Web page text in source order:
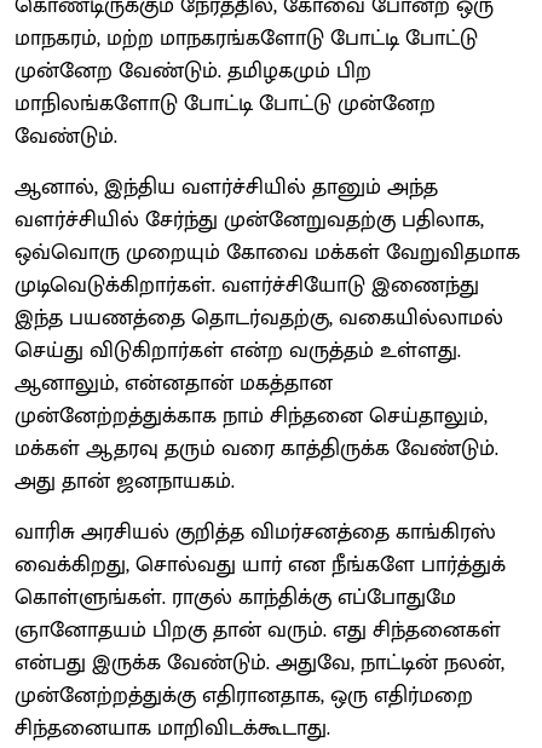
மாநகரம், மற்ற மாநகரங்களோடு போட்டி போட்டு
முன்னேற வேண்டும். தமிழகமும் பிற
மாநிலங்களோடு போட்டி போட்டு முன்னேற
வேண்டும்.
ஆனால், இந்திய வளர்ச்சியில் தானும் அந்த
வளர்ச்சியில் சேர்ந்து முன்னேறுவதற்கு பதிலாக,
ஒவ்வொரு முறையும் கோவை மக்கள் வேறுவிதமாக
முடிவெடுக்கிறார்கள். வளர்ச்சியோடு இணைந்து
இந்த பயணத்தை தொடர்வதற்கு, வகையில்லாமல்
செய்து விடுகிறார்கள் என்ற வருத்தம் உள்ளது.
ஆனாலும், என்னதான் மகத்தான
முன்னேற்றத்துக்காக நாம் சிந்தனை செய்தாலும்,
மக்கள் ஆதரவு தரும் வரை காத்திருக்க வேண்டும்.
அது தான் ஜனநாயகம்.
வாரிசு அரசியல் குறித்த விமர்சனத்தை காங்கிரஸ்
வைக்கிறது, சொல்வது யார் என நீங்களே பார்த்துக்
கொள்ளுங்கள். ராகுல் காந்திக்கு எப்போதுமே
ஞானோதயம் பிறகு தான் வரும். எது சிந்தனைகள்
என்பது இருக்க வேண்டும். அதுவே, நாட்டின் நலன்,
முன்னேற்றத்துக்கு எதிரானதாக, ஒரு எதிர்மறை
சிந்தனையாக மாறிவிடக்கூடாது.